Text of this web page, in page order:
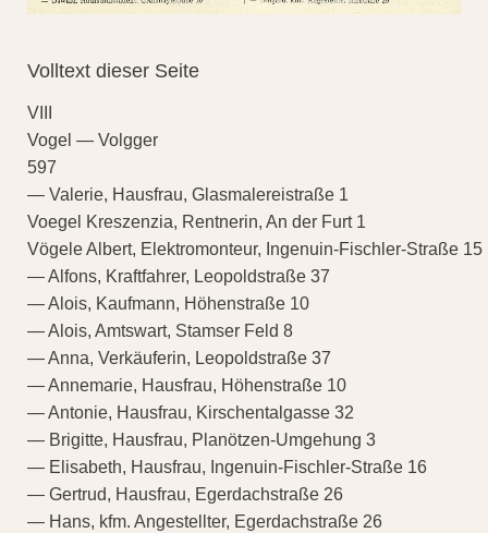
Volltext dieser Seite
VIII
Vogel — Volgger
597
— Valerie, Hausfrau, Glasmalereistraße 1
Voegel Kreszenzia, Rentnerin, An der Furt 1
Vögele Albert, Elektromonteur, Ingenuin-Fischler-Straße 15
— Alfons, Kraftfahrer, Leopoldstraße 37
— Alois, Kaufmann, Höhenstraße 10
— Alois, Amtswart, Stamser Feld 8
— Anna, Verkäuferin, Leopoldstraße 37
— Annemarie, Hausfrau, Höhenstraße 10
— Antonie, Hausfrau, Kirschentalgasse 32
— Brigitte, Hausfrau, Planötzen-Umgehung 3
— Elisabeth, Hausfrau, Ingenuin-Fischler-Straße 16
— Gertrud, Hausfrau, Egerdachstraße 26
— Hans, kfm. Angestellter, Egerdachstraße 26